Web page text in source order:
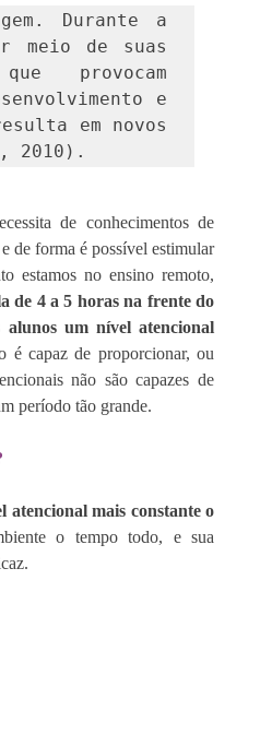
Durante a
meio de suas
provocam
e
em novos
de conhecimentos de
de forma é possível estimular
estamos no ensino remoto,
de 4 a 5 horas na frente do
alunos um nível atencional
é capaz de proporcionar, ou
não são capazes de
período tão grande.
atencional mais constante o
o tempo todo, e sua